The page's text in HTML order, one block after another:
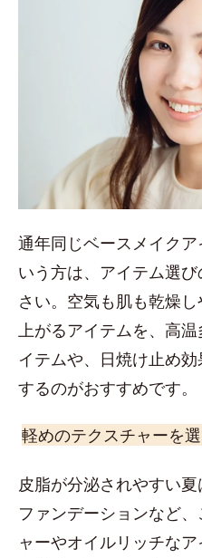
通年同じベースメイク
いう方は、アイテム選
さい。空気も肌も乾燥
上がるアイテムを、高
イテムや、日焼け止め
するのがおすすめです。
軽めのテクスチャーを
皮脂が分泌されやすい
ファンデーションなど
ャーやオイルリッチな